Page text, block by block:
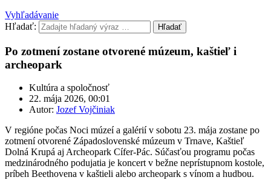
Vyhľadávanie
Hľadať:
Hľadať
Po zotmení zostane otvorené múzeum, kaštieľ i
archeopark
Kultúra a spoločnosť
22. mája 2026, 00:01
Autor: Jozef Vojčiniak
V regióne počas Noci múzeí a galérií v sobotu 23. mája zostane po
zotmení otvorené Západoslovenské múzeum v Trnave, Kaštieľ
Dolná Krupá aj Archeopark Cífer-Pác. Súčasťou programu počas
medzinárodného podujatia je koncert v bežne neprístupnom kostole,
príbeh Beethovena v kaštieli alebo archeopark s vínom a hudbou.